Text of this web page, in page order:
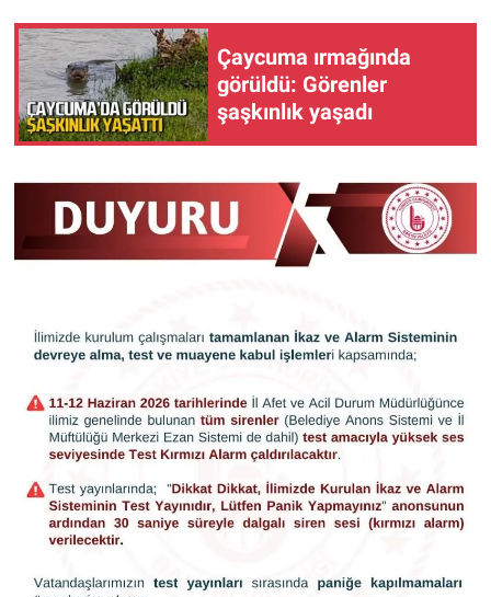
Çaycuma ırmağında
görüldü: Görenler
şaşkınlık yaşadı